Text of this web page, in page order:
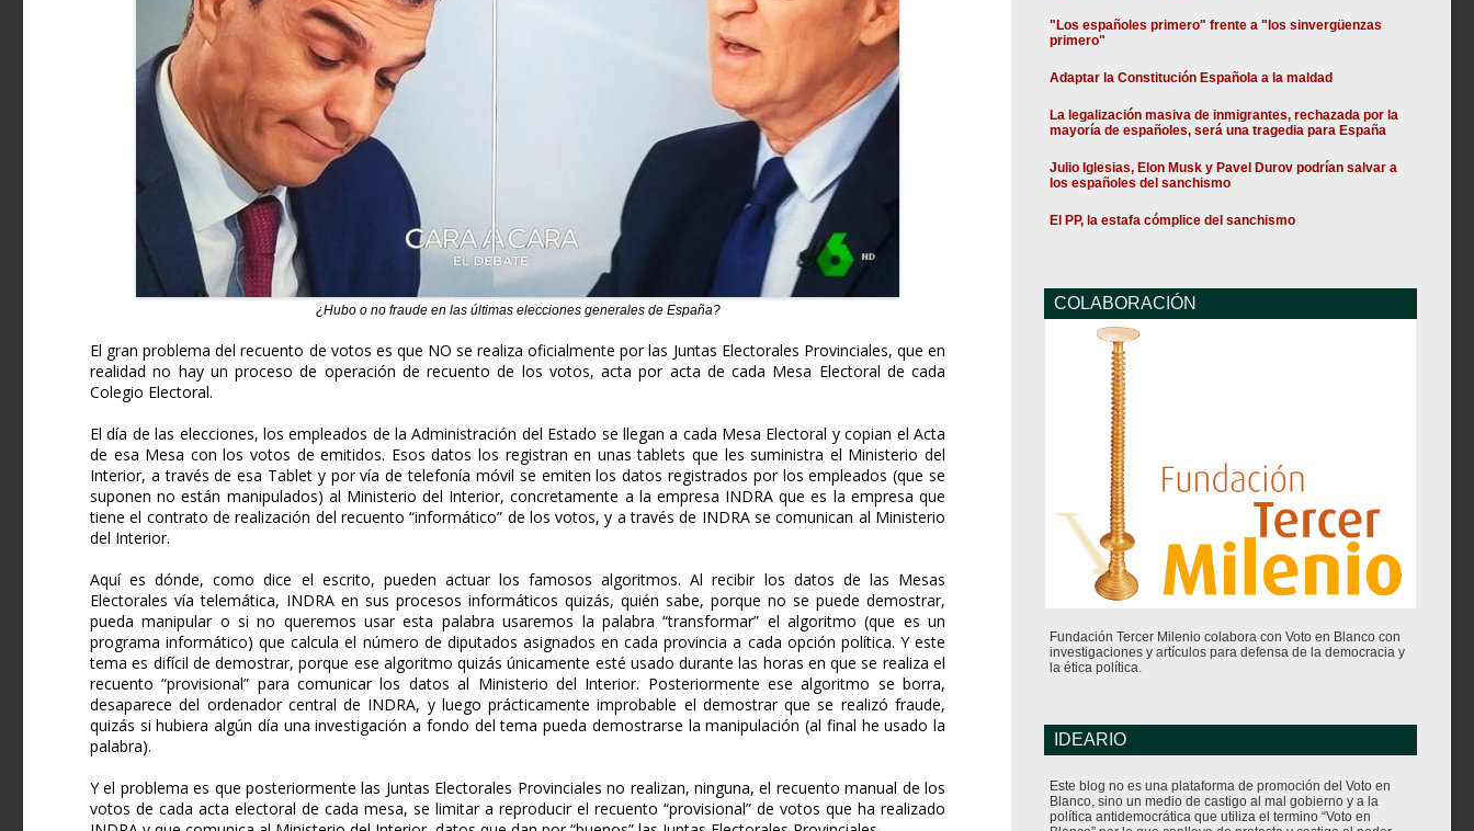
¿Hubo o no fraude en las últimas elecciones generales de España?
El gran problema del recuento de votos es que NO se realiza oficialmente por las Juntas Electorales Provinciales, que en
realidad no hay un proceso de operación de recuento de los votos, acta por acta de cada Mesa Electoral de cada
Colegio Electoral.
El día de las elecciones, los empleados de la Administración del Estado se llegan a cada Mesa Electoral y copian el Acta
de esa Mesa con los votos de emitidos. Esos datos los registran en unas tablets que les suministra el Ministerio del
Interior, a través de esa Tablet y por vía de telefonía móvil se emiten los datos registrados por los empleados (que se
suponen no están manipulados) al Ministerio del Interior, concretamente a la empresa INDRA que es la empresa que
tiene el contrato de realización del recuento “informático” de los votos, y a través de INDRA se comunican al Ministerio
del Interior.
Aquí es dónde, como dice el escrito, pueden actuar los famosos algoritmos. Al recibir los datos de las Mesas
Electorales vía telemática, INDRA en sus procesos informáticos quizás, quién sabe, porque no se puede demostrar,
pueda manipular o si no queremos usar esta palabra usaremos la palabra “transformar” el algoritmo (que es un
programa informático) que calcula el número de diputados asignados en cada provincia a cada opción política. Y este
tema es difícil de demostrar, porque ese algoritmo quizás únicamente esté usado durante las horas en que se realiza el
recuento “provisional” para comunicar los datos al Ministerio del Interior. Posteriormente ese algoritmo se borra,
desaparece del ordenador central de INDRA, y luego prácticamente improbable el demostrar que se realizó fraude,
quizás si hubiera algún día una investigación a fondo del tema pueda demostrarse la manipulación (al final he usado la
palabra).
Y el problema es que posteriormente las Juntas Electorales Provinciales no realizan, ninguna, el recuento manual de los
votos de cada acta electoral de cada mesa, se limitar a reproducir el recuento “provisional” de votos que ha realizado
"Los españoles primero" frente a "los sinvergüenzas
primero"
Adaptar la Constitución Española a la maldad
La legalización masiva de inmigrantes, rechazada por la
mayoría de españoles, será una tragedia para España
Julio Iglesias, Elon Musk y Pavel Durov podrían salvar a
los españoles del sanchismo
El PP, la estafa cómplice del sanchismo
COLABORACIÓN
Fundación Tercer Milenio colabora con Voto en Blanco con
investigaciones y artículos para defensa de la democracia y
la ética política.
IDEARIO
Este blog no es una plataforma de promoción del Voto en
Blanco, sino un medio de castigo al mal gobierno y a la
política antidemocrática que utiliza el termino “Voto en